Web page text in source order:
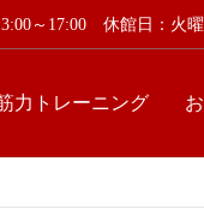
～17:00 休館日：火
力トレーニング